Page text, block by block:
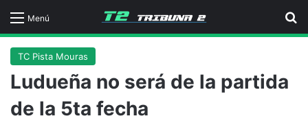
Menú
TC Pista Mouras
Ludueña no será de la partida
de la 5ta fecha